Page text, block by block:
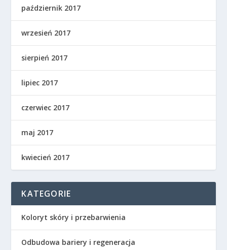
październik 2017
wrzesień 2017
sierpień 2017
lipiec 2017
czerwiec 2017
maj 2017
kwiecień 2017
KATEGORIE
Koloryt skóry i przebarwienia
Odbudowa bariery i regeneracja